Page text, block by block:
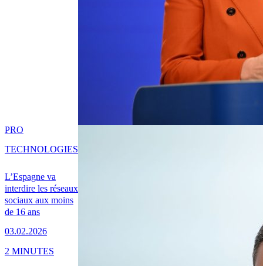
L’Espagne va
interdire les réseaux
sociaux aux moins
de 16 ans
03.02.2026
PRO
TECHNOLOGIES
2 MINUTES